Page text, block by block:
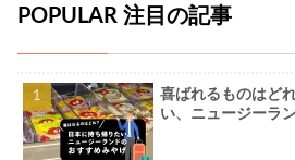
POPULAR 注目の記事
喜ばれるものはど
い、ニュージーラ